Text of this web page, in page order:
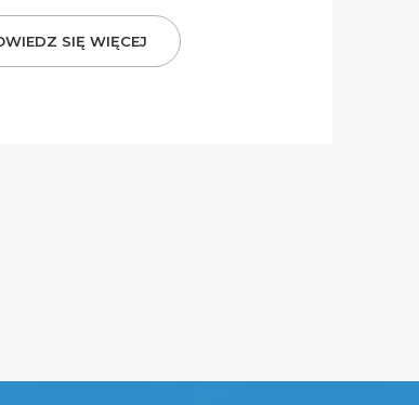
SIĘ WIĘCEJ